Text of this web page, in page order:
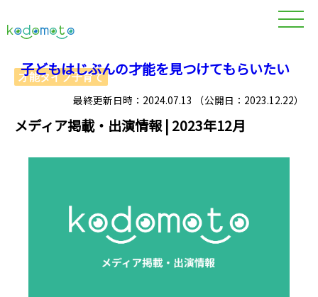
子どもはじぶんの才能を見つけてもらいたい
才能タイプ子育て
最終更新日時：2024.07.13 （公開日：2023.12.22）
メディア掲載・出演情報 | 2023年12月